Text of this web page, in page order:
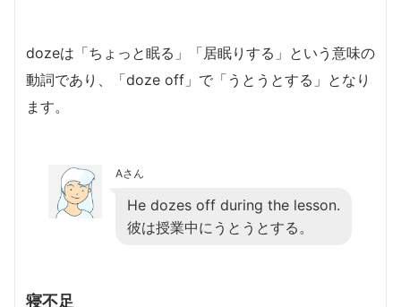
dozeは「ちょっと眠る」「居眠りする」という意味の
動詞であり、「doze off」で「うとうとする」となり
ます。
Aさん
He dozes off during the lesson.
彼は授業中にうとうとする。
寝不足